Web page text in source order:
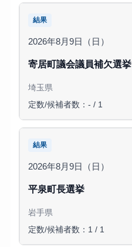
結果
2026年8月9日（日）
寄居町議会議員補欠選挙
埼玉県
定数/候補者数：- / 1
結果
2026年8月9日（日）
平泉町長選挙
岩手県
定数/候補者数：1 / 1